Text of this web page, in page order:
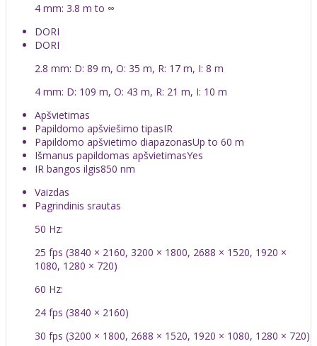
4 mm: 3.8 m to ∞
DORI
DORI
2.8 mm: D: 89 m, O: 35 m, R: 17 m, I: 8 m
4 mm: D: 109 m, O: 43 m, R: 21 m, I: 10 m
Apšvietimas
Papildomo apšviešimo tipasIR
Papildomo apšvietimo diapazonasUp to 60 m
Išmanus papildomas apšvietimasYes
IR bangos ilgis850 nm
Vaizdas
Pagrindinis srautas
50 Hz:
25 fps (3840 × 2160, 3200 × 1800, 2688 × 1520, 1920 ×
1080, 1280 × 720)
60 Hz:
24 fps (3840 × 2160)
30 fps (3200 × 1800, 2688 × 1520, 1920 × 1080, 1280 × 720)